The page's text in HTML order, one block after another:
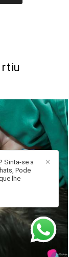
✕
Sinta-se a
Pode
lhe